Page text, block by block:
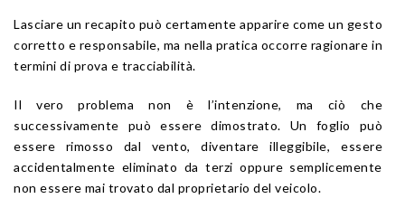
Lasciare un recapito può certamente apparire come un gesto
corretto e responsabile, ma nella pratica occorre ragionare in
termini di prova e tracciabilità.
Il vero problema non è l’intenzione, ma ciò che
successivamente può essere dimostrato. Un foglio può
essere rimosso dal vento, diventare illeggibile, essere
accidentalmente eliminato da terzi oppure semplicemente
non essere mai trovato dal proprietario del veicolo.